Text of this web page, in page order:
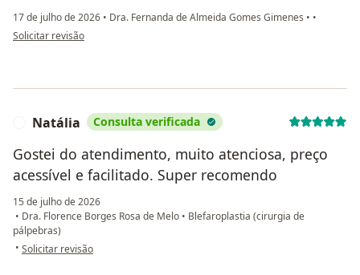
17 de julho de 2026 • Dra. Fernanda de Almeida Gomes Gimenes • •
na opinião do utilizador Simone
Solicitar revisão
Natália Consulta verificada
Gostei do atendimento, muito atenciosa, preço
acessível e facilitado. Super recomendo
15 de julho de 2026
• Dra. Florence Borges Rosa de Melo • Blefaroplastia (cirurgia de
pálpebras)
• na opinião do utilizador Natália
Solicitar revisão